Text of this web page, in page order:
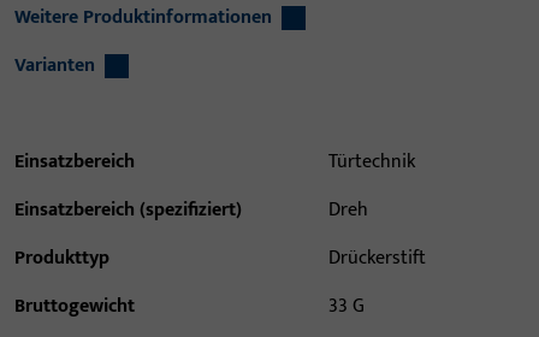
Weitere Produktinformationen
Varianten
Einsatzbereich
Türtechnik
Einsatzbereich (spezifiziert)
Dreh
Produkttyp
Drückerstift
Bruttogewicht
33 G